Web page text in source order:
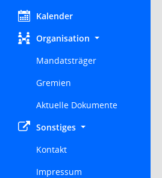
Kalender
Organisation
Mandatsträger
Gremien
Aktuelle Dokumente
Sonstiges
Kontakt
Impressum